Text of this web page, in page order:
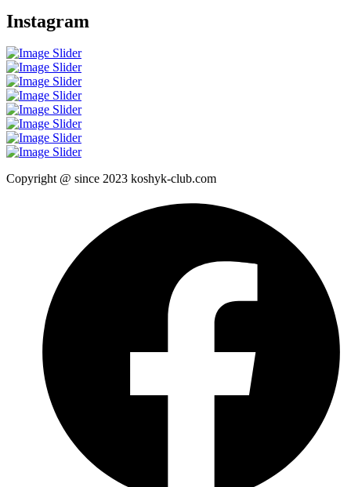
Instagram
Copyright @ since 2023 koshyk-club.com